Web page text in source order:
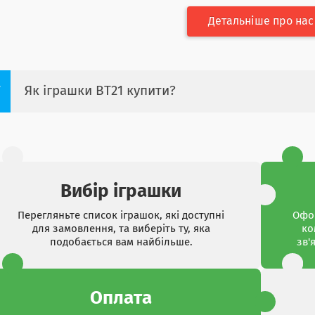
Детальніше про нас
Як іграшки BT21 купити?
Вибір іграшки
Перегляньте список іграшок, які доступні
для замовлення, та виберіть ту, яка
подобається вам найбільше.
Оплата